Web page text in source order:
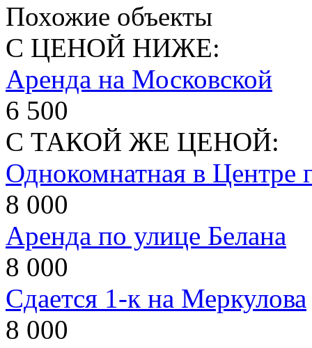
Похожие объекты
С ЦЕНОЙ НИЖЕ:
Аренда на Московской
6 500
С ТАКОЙ ЖЕ ЦЕНОЙ:
Однокомнатная в Центре
8 000
Аренда по улице Белана
8 000
Сдается 1-к на Меркулова
8 000